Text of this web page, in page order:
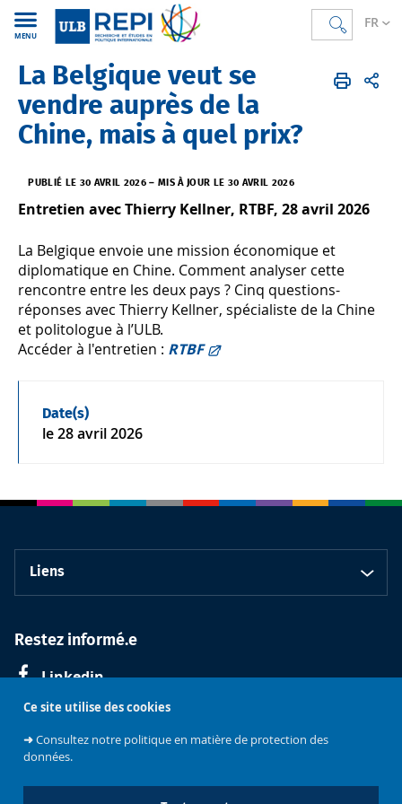
Ce site utilise des cookies
➜Consultez notre politique en matière de protection des
données.
FR
MENU
REPI FR Actualités
La Belgique veut se
vendre auprès de la
Chine, mais à quel prix?
PUBLIÉ LE 30 AVRIL 2026 – MIS À JOUR LE 30 AVRIL 2026
Entretien avec Thierry Kellner, RTBF, 28 avril 2026
La Belgique envoie une mission économique et
diplomatique en Chine. Comment analyser cette
rencontre entre les deux pays ? Cinq questions-
réponses avec Thierry Kellner, spécialiste de la Chine
et politologue à l’ULB.
Accéder à l'entretien : RTBF
Date(s)
le28 avril 2026
Liens
Restez informé.e
Linkedin
Faculté de